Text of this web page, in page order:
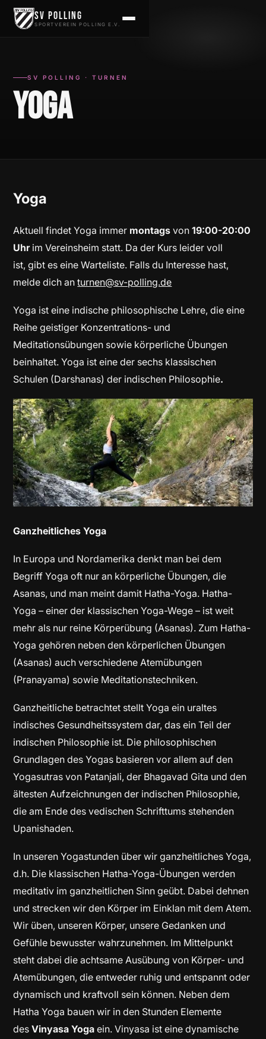
Zum Inhalt springen
SV Polling
SPORTVEREIN POLLING E.V.
SV POLLING · TURNEN
Yoga
Yoga
Aktuell findet Yoga immer montags von19:00-20:00
Uhrim Vereinsheim statt. Da der Kurs leider voll
ist, gibt es eine Warteliste. Falls du Interesse hast,
melde dich anturnen@sv-polling.de
Yoga ist eine indische philosophische Lehre, die eine
Reihe geistiger Konzentrations- und
Meditationsübungen sowie körperliche Übungen
beinhaltet. Yoga ist eine der sechs klassischen
Schulen (Darshanas) der indischen Philosophie.
Ganzheitliches Yoga
In Europa und Nordamerika denkt man bei dem
Begriff Yoga oft nur an körperliche Übungen, die
Asanas, und man meint damit Hatha-Yoga. Hatha-
Yoga – einer der klassischen Yoga-Wege – ist weit
mehr als nur reine Körperübung (Asanas). Zum Hatha-
Yoga gehören neben den körperlichen Übungen
(Asanas) auch verschiedene Atemübungen
(Pranayama) sowie Meditationstechniken.
Ganzheitliche betrachtet stellt Yoga ein uraltes
indisches Gesundheitssystem dar, das ein Teil der
indischen Philosophie ist. Die philosophischen
Grundlagen des Yogas basieren vor allem auf den
Yogasutras von Patanjali, der Bhagavad Gita und den
ältesten Aufzeichnungen der indischen Philosophie,
die am Ende des vedischen Schrifttums stehenden
Upanishaden.
In unseren Yogastunden über wir ganzheitliches Yoga,
d.h. Die klassischen Hatha-Yoga-Übungen werden
meditativ im ganzheitlichen Sinn geübt. Dabei dehnen
und strecken wir den Körper im Einklan mit dem Atem.
Wir üben, unseren Körper, unsere Gedanken und
Gefühle bewusster wahrzunehmen. Im Mittelpunkt
steht dabei die achtsame Ausübung von Körper- und
Atemübungen, die entweder ruhig und entspannt oder
dynamisch und kraftvoll sein können. Neben dem
Hatha Yoga bauen wir in den Stunden Elemente
desVinyasa Yoga ein. Vinyasa ist eine dynamische